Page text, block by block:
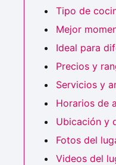
Tipo de
Mejor
Ideal para
Precios y
Servicios y
Horarios de
Ubicación y
Fotos del
Videos del